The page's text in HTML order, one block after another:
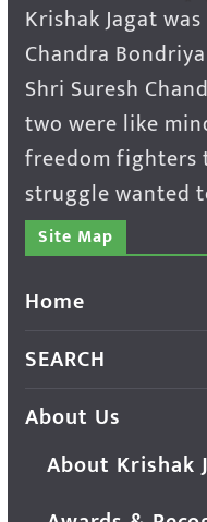
Krishak Jagat
Chandra
Shri Suresh
two were like
freedom
struggle wanted
Site Map
Home
SEARCH
About Us
About Krishak